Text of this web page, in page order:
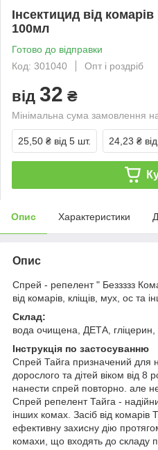
Інсектицид від
100мл
Готово до відправки
Код: 301040
Опт і роздріб
від 32 ₴
Мінімальна сума замовлення
25,50 ₴ від 5 шт. 24,23 ₴
Опис Характеристики
Опис
Спрей - репелент " Беззззз
від комарів, кліщів, мух, ос та
Склад:
вода очищена, ДЕТА, гліцерин,
Інструкція по застосуванню
Спрей Тайга призначений для
дорослого та дітей віком від 8
нанести спрей повторно. але
Спрей репелент Тайга -
інших комах. Засіб від комарів
ефективну захисну дію
комахи, що входять до складу